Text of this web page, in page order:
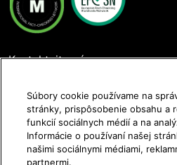
Kontaktujte nás
Sledujte nás
Súbory cookie používame na
stránky, prispôsobenie obsahu a
funkcií sociálnych médií a na
Informácie o používaní našej
našimi sociálnymi médiami,
partnermi.